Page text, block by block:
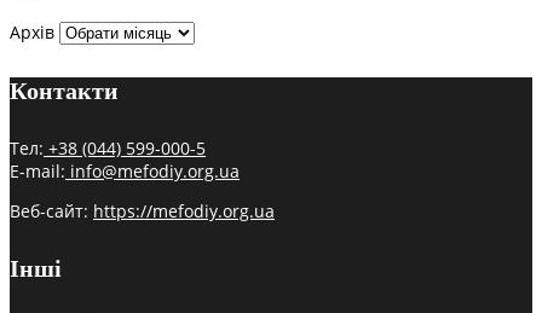
Архів
Контакти
Тел: +38 (044) 599-000-5
E-mail: info@mefodiy.org.ua
Веб-сайт: https://mefodiy.org.ua
Інші